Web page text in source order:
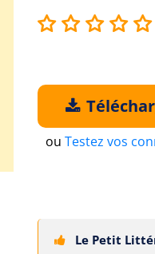
ou Testez vos
Le Petit